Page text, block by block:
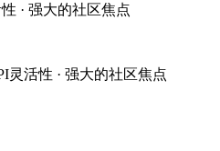
· 强大的社区焦点
灵活性 · 强大的社区焦点